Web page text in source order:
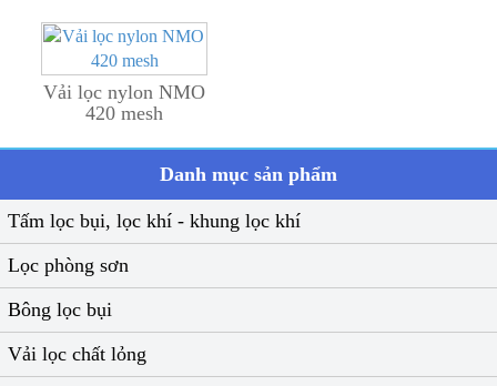
Vải lọc nylon NMO
420 mesh
Danh mục sản phẩm
Tấm lọc bụi, lọc khí - khung lọc khí
Lọc phòng sơn
Bông lọc bụi
Vải lọc chất lỏng